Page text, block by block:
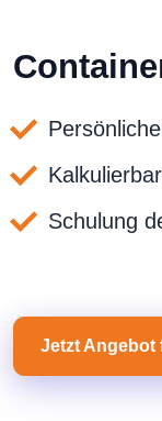
Schulung
Jetzt Angebot